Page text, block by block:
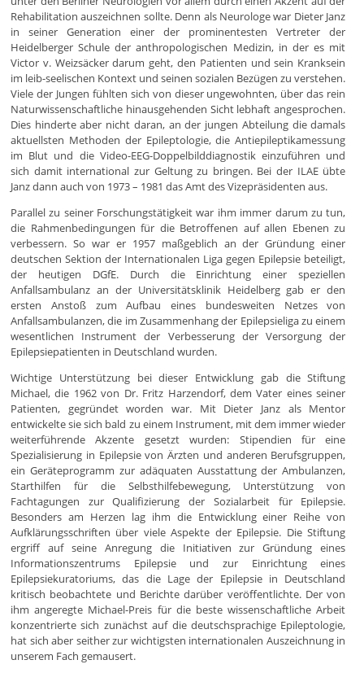
Rehabilitation auszeichnen sollte. Denn als Neurologe war Dieter Janz
in seiner Generation einer der prominentesten Vertreter der
Heidelberger Schule der anthropologischen Medizin, in der es mit
Victor v. Weizsäcker darum geht, den Patienten und sein Kranksein
im leib-seelischen Kontext und seinen sozialen Bezügen zu verstehen.
Viele der Jungen fühlten sich von dieser ungewohnten, über das rein
Naturwissenschaftliche hinausgehenden Sicht lebhaft angesprochen.
Dies hinderte aber nicht daran, an der jungen Abteilung die damals
aktuellsten Methoden der Epileptologie, die Antiepileptikamessung
im Blut und die Video-EEG-Doppelbilddiagnostik einzuführen und
sich damit international zur Geltung zu bringen. Bei der ILAE übte
Janz dann auch von 1973 – 1981 das Amt des Vizepräsidenten aus.
Parallel zu seiner Forschungstätigkeit war ihm immer darum zu tun,
die Rahmenbedingungen für die Betroffenen auf allen Ebenen zu
verbessern. So war er 1957 maßgeblich an der Gründung einer
deutschen Sektion der Internationalen Liga gegen Epilepsie beteiligt,
der heutigen DGfE. Durch die Einrichtung einer speziellen
Anfallsambulanz an der Universitätsklinik Heidelberg gab er den
ersten Anstoß zum Aufbau eines bundesweiten Netzes von
Anfallsambulanzen, die im Zusammenhang der Epilepsieliga zu einem
wesentlichen Instrument der Verbesserung der Versorgung der
Epilepsiepatienten in Deutschland wurden.
Wichtige Unterstützung bei dieser Entwicklung gab die Stiftung
Michael, die 1962 von Dr. Fritz Harzendorf, dem Vater eines seiner
Patienten, gegründet worden war. Mit Dieter Janz als Mentor
entwickelte sie sich bald zu einem Instrument, mit dem immer wieder
weiterführende Akzente gesetzt wurden: Stipendien für eine
Spezialisierung in Epilepsie von Ärzten und anderen Berufsgruppen,
ein Geräteprogramm zur adäquaten Ausstattung der Ambulanzen,
Starthilfen für die Selbsthilfebewegung, Unterstützung von
Fachtagungen zur Qualifizierung der Sozialarbeit für Epilepsie.
Besonders am Herzen lag ihm die Entwicklung einer Reihe von
Aufklärungsschriften über viele Aspekte der Epilepsie. Die Stiftung
ergriff auf seine Anregung die Initiativen zur Gründung eines
Informationszentrums Epilepsie und zur Einrichtung eines
Epilepsiekuratoriums, das die Lage der Epilepsie in Deutschland
kritisch beobachtete und Berichte darüber veröffentlichte. Der von
ihm angeregte Michael-Preis für die beste wissenschaftliche Arbeit
konzentrierte sich zunächst auf die deutschsprachige Epileptologie,
hat sich aber seither zur wichtigsten internationalen Auszeichnung in
unserem Fach gemausert.